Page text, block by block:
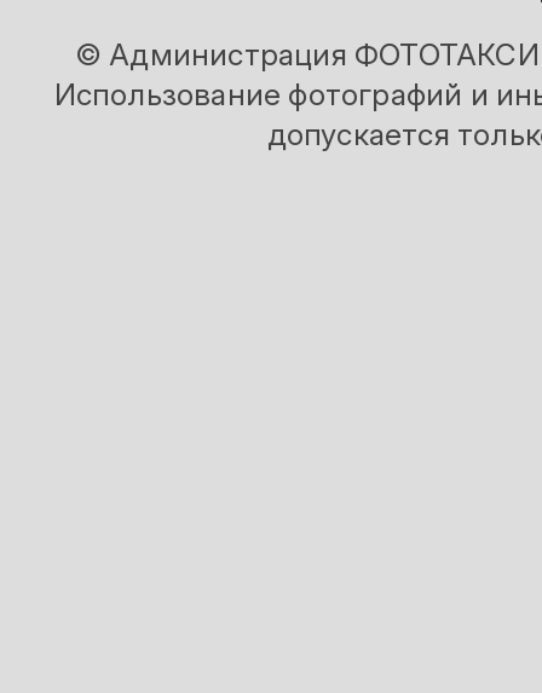
© Администрация ФОТОТАКСИ
Использование фотографий и
допускается